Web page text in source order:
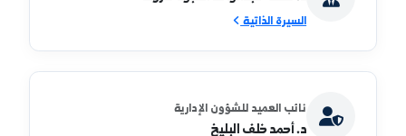
للإشعاع العلمي والتقني ليخدم القطاع الزراعي في
الجمهورية العربية السورية